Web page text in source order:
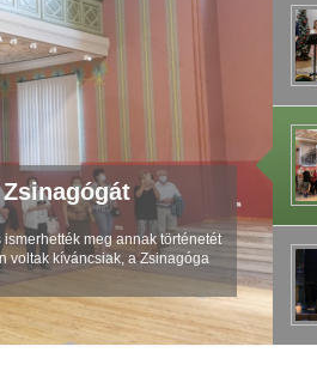
meg annak történetét
voltak kíváncsiak, a Zsinagóga
Nyári Estéken